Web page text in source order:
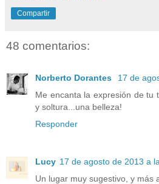
Compartir
48 comentarios:
Norberto Dorantes
17 de
Me encanta la expresión de tu
y soltura...una belleza!
Responder
Lucy 17 de agosto de 2013 a
Un lugar muy sugestivo, y más